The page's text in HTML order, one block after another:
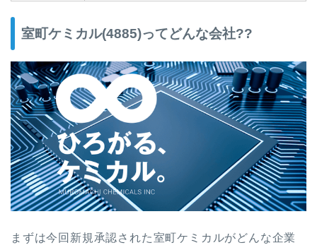
室町ケミカル(4885)ってどんな会社??
まずは今回新規承認された室町ケミカルがどんな企業